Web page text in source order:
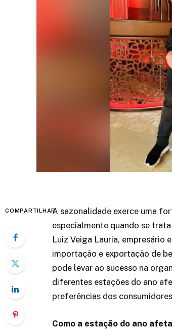
COMPARTILHARA sazonalidade exerce uma
especialmente quando se
Luiz Veiga Lauria, empresário
importação e exportação de
pode levar ao sucesso na
diferentes estações do ano
preferências dos
Como a estação do ano